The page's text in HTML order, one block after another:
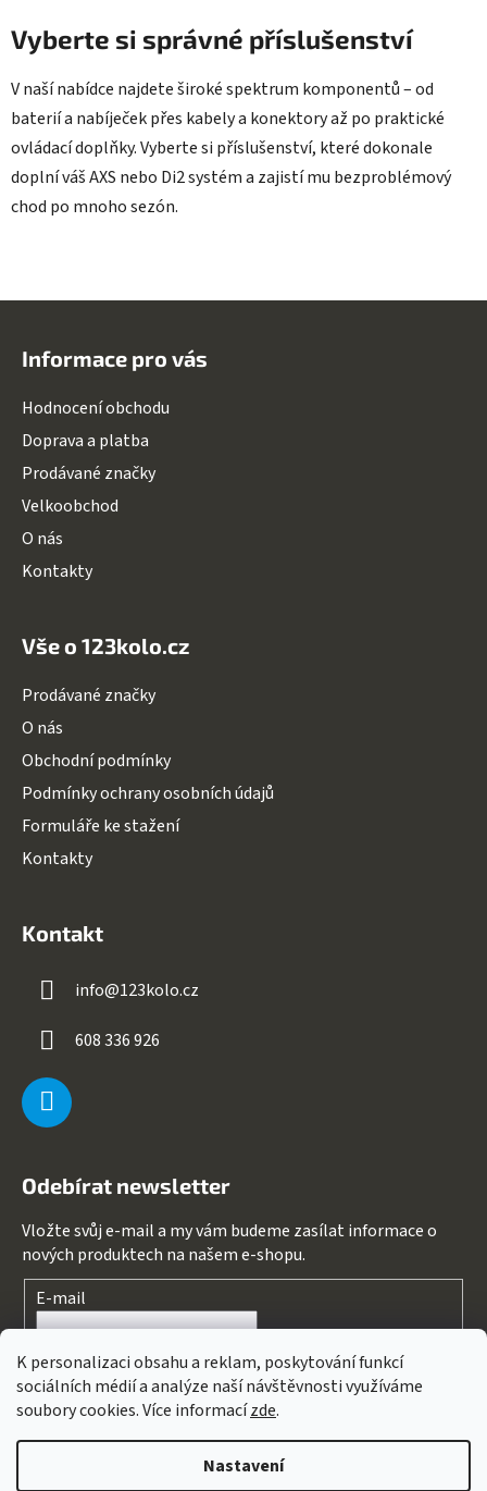
K personalizaci obsahu a reklam, poskytování funkcí
sociálních médií a analýze naší návštěvnosti využíváme
soubory cookies. Více informacízde.
Nastavení
Vyberte si správné příslušenství
V naší nabídce najdete široké spektrum komponentů – od
baterií a nabíječek přes kabely a konektory až po praktické
ovládací doplňky. Vyberte si příslušenství, které dokonale
doplní váš AXS nebo Di2 systém a zajistí mu bezproblémový
chod po mnoho sezón.
Informace pro vás
Hodnocení obchodu
Doprava a platba
Prodávané značky
Velkoobchod
O nás
Kontakty
Vše o 123kolo.cz
Prodávané značky
O nás
Obchodní podmínky
Podmínky ochrany osobních údajů
Formuláře ke stažení
Kontakty
Kontakt
info@123kolo.cz
608 336 926
Odebírat newsletter
Vložte svůj e-mail a my vám budeme zasílat informace o
nových produktech na našem e-shopu.
E-mail
Souhlasím spodmínkami ochrany osobních údajů
PŘIHLÁSIT SE